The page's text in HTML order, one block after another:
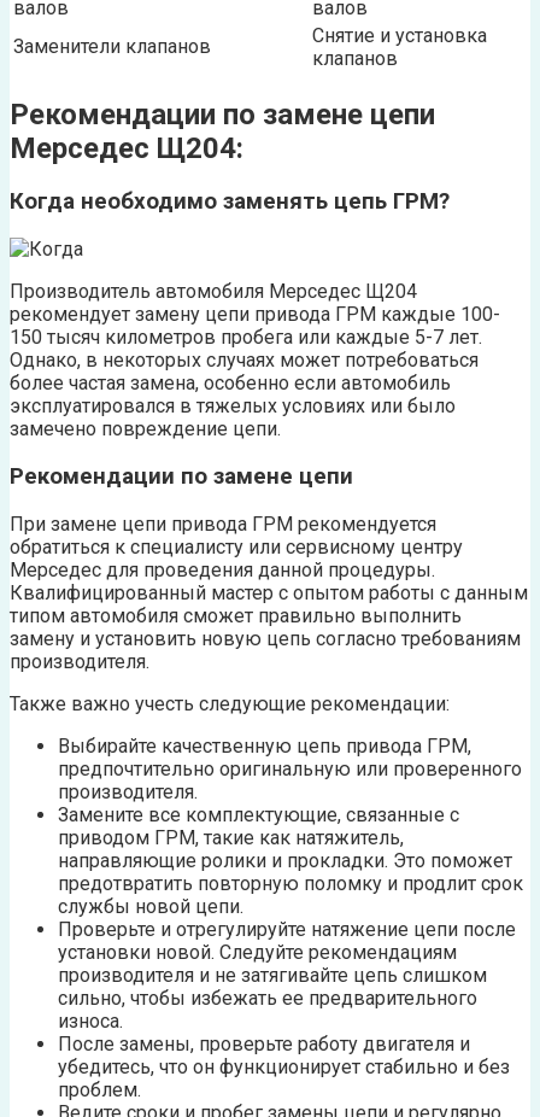
валов
валов
Заменители клапанов
Снятие и установка
клапанов
Рекомендации по замене цепи
Мерседес Щ204:
Когда необходимо заменять цепь ГРМ?
Производитель автомобиля Мерседес Щ204
рекомендует замену цепи привода ГРМ каждые 100-
150 тысяч километров пробега или каждые 5-7 лет.
Однако, в некоторых случаях может потребоваться
более частая замена, особенно если автомобиль
эксплуатировался в тяжелых условиях или было
замечено повреждение цепи.
Рекомендации по замене цепи
При замене цепи привода ГРМ рекомендуется
обратиться к специалисту или сервисному центру
Мерседес для проведения данной процедуры.
Квалифицированный мастер с опытом работы с данным
типом автомобиля сможет правильно выполнить
замену и установить новую цепь согласно требованиям
производителя.
Также важно учесть следующие рекомендации:
Выбирайте качественную цепь привода ГРМ,
предпочтительно оригинальную или проверенного
производителя.
Замените все комплектующие, связанные с
приводом ГРМ, такие как натяжитель,
направляющие ролики и прокладки. Это поможет
предотвратить повторную поломку и продлит срок
службы новой цепи.
Проверьте и отрегулируйте натяжение цепи после
установки новой. Следуйте рекомендациям
производителя и не затягивайте цепь слишком
сильно, чтобы избежать ее предварительного
износа.
После замены, проверьте работу двигателя и
убедитесь, что он функционирует стабильно и без
проблем.
Ведите сроки и пробег замены цепи и регулярно